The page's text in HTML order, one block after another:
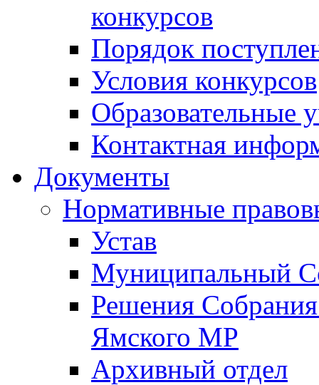
конкурсов
Порядок
Условия конкурсов
Образовательные
Контактная
Документы
Нормативные
Устав
Муниципальный
Решения
Ямского МР
Архивный отдел